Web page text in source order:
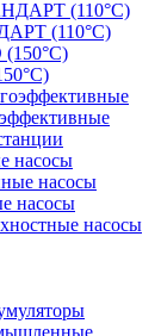
(110°C)
насосы
насосы
насосы
насосы